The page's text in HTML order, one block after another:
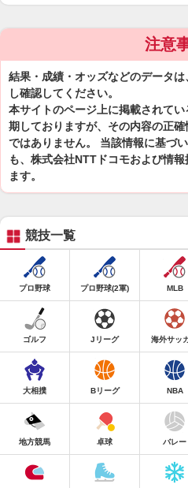
注意
結果・成績・オッズなどのデータ
し確認してください。
本サイトのページ上に掲載されて
期しておりますが、その内容の正
ではありません。 当該情報に基づ
も、株式会社NTTドコモおよび情
ます。
競技一覧
プロ野球 プロ野球(2軍) MLB
ゴルフ Jリーグ 海外サッ
大相撲 Bリーグ NBA
地方競馬 卓球 バレー